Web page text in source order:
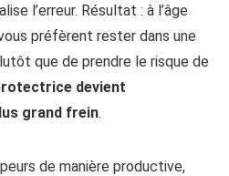
l’erreur. Résultat : à l’âge
préfèrent rester dans une
que de prendre le risque de
devient
grand frein.
de manière productive,